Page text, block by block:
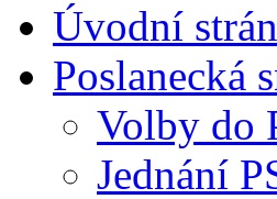
Úvodní
Poslanecká
Volby do
Jednání